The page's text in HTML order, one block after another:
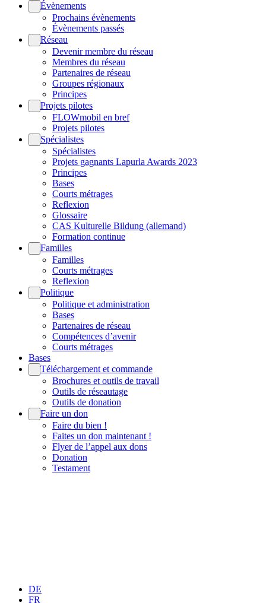
Évènements
Prochains évènements
Évènements passés
Réseau
Devenir membre du réseau
Membres du réseau
Partenaires de réseau
Groupes régionaux
Principes
Projets pilotes
FLOWmobil en bref
Projets pilotes
Spécialistes
Spécialistes
Projets gagnants Lapurla Awards 2023
Principes
Bases
Courts métrages
Reflexion
Glossaire
CAS Kulturelle Bildung (allemand)
Formation continue
Familles
Familles
Courts métrages
Reflexion
Politique
Politique et administration
Bases
Partenaires de réseau
Compétences d’avenir
Courts métrages
Bases
Téléchargement et commande
Brochures et outils de travail
Outils de réseautage
Outils de donation
Faire un don
Faire du bien !
Faites un don maintenant !
Flyer de l’appel aux dons
Donation
Testament
DE
FR